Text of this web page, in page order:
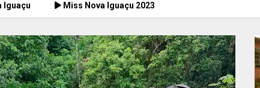
Iguaçu Miss Nova Iguaçu 2023